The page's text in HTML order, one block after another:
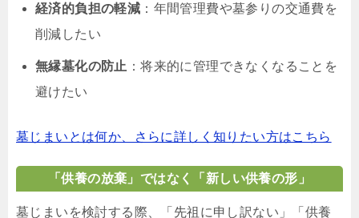
経済的負担の軽減 ：年間管理費や墓参りの交通費を
削減したい
無縁墓化の防止 ：将来的に管理できなくなることを
避けたい
墓じまいとは何か、さらに詳しく知りたい方はこちら
「供養の放棄」ではなく「新しい供養の形」
墓じまいを検討する際、「先祖に申し訳ない」「供養